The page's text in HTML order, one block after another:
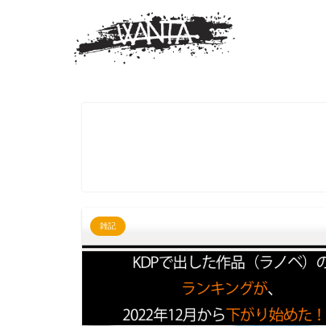
雑記